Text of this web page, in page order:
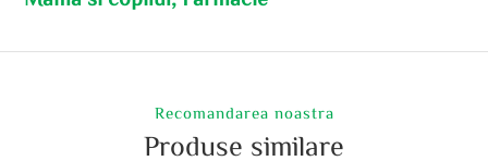
Recomandarea noastra
Produse similare